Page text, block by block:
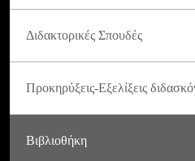
Διδακτορικές Σπουδές
Προκηρύξεις-Εξελίξεις
Βιβλιοθήκη